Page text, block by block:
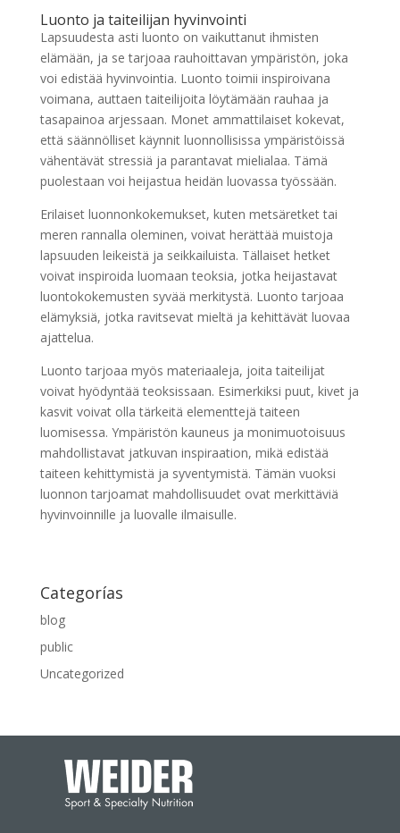
Luonto ja taiteilijan hyvinvointi
Lapsuudesta asti luonto on vaikuttanut ihmisten
elämään, ja se tarjoaa rauhoittavan ympäristön, joka
voi edistää hyvinvointia. Luonto toimii inspiroivana
voimana, auttaen taiteilijoita löytämään rauhaa ja
tasapainoa arjessaan. Monet ammattilaiset kokevat,
että säännölliset käynnit luonnollisissa ympäristöissä
vähentävät stressiä ja parantavat mielialaa. Tämä
puolestaan voi heijastua heidän luovassa työssään.
Erilaiset luonnonkokemukset, kuten metsäretket tai
meren rannalla oleminen, voivat herättää muistoja
lapsuuden leikeistä ja seikkailuista. Tällaiset hetket
voivat inspiroida luomaan teoksia, jotka heijastavat
luontokokemusten syvää merkitystä. Luonto tarjoaa
elämyksiä, jotka ravitsevat mieltä ja kehittävät luovaa
ajattelua.
Luonto tarjoaa myös materiaaleja, joita taiteilijat
voivat hyödyntää teoksissaan. Esimerkiksi puut, kivet ja
kasvit voivat olla tärkeitä elementtejä taiteen
luomisessa. Ympäristön kauneus ja monimuotoisuus
mahdollistavat jatkuvan inspiraation, mikä edistää
taiteen kehittymistä ja syventymistä. Tämän vuoksi
luonnon tarjoamat mahdollisuudet ovat merkittäviä
hyvinvoinnille ja luovalle ilmaisulle.
Categorías
blog
public
Uncategorized